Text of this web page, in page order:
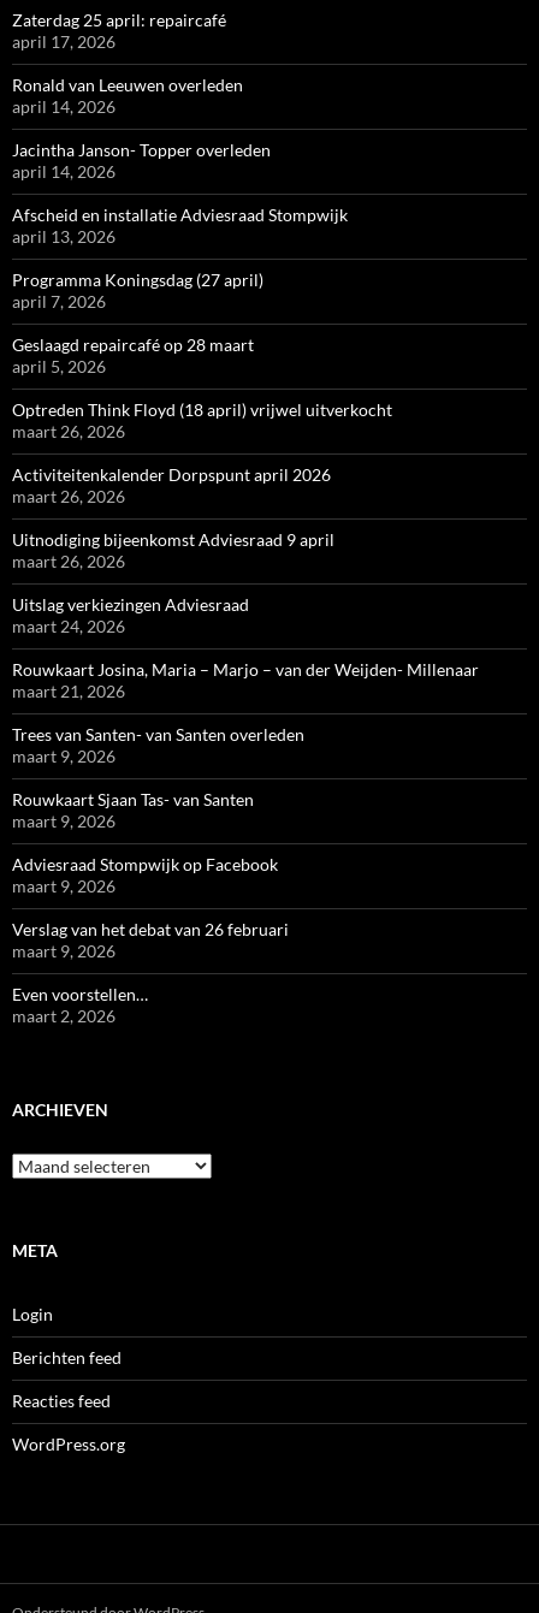
Zaterdag 25 april: repaircafé
april 17, 2026
Ronald van Leeuwen overleden
april 14, 2026
Jacintha Janson- Topper overleden
april 14, 2026
Afscheid en installatie Adviesraad Stompwijk
april 13, 2026
Programma Koningsdag (27 april)
april 7, 2026
Geslaagd repaircafé op 28 maart
april 5, 2026
Optreden Think Floyd (18 april) vrijwel uitverkocht
maart 26, 2026
Activiteitenkalender Dorpspunt april 2026
maart 26, 2026
Uitnodiging bijeenkomst Adviesraad 9 april
maart 26, 2026
Uitslag verkiezingen Adviesraad
maart 24, 2026
Rouwkaart Josina, Maria – Marjo – van der Weijden- Millenaar
maart 21, 2026
Trees van Santen- van Santen overleden
maart 9, 2026
Rouwkaart Sjaan Tas- van Santen
maart 9, 2026
Adviesraad Stompwijk op Facebook
maart 9, 2026
Verslag van het debat van 26 februari
maart 9, 2026
Even voorstellen…
maart 2, 2026
ARCHIEVEN
Archieven
META
Login
Berichten feed
Reacties feed
WordPress.org